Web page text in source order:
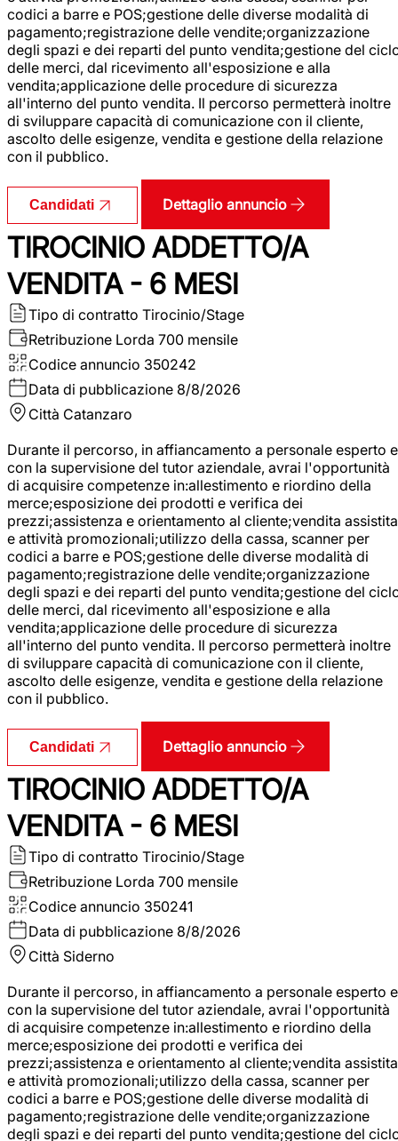
codici a barre e POS;gestione delle diverse modalità di
pagamento;registrazione delle vendite;organizzazione
degli spazi e dei reparti del punto vendita;gestione del
delle merci, dal ricevimento all'esposizione e alla
vendita;applicazione delle procedure di sicurezza
all'interno del punto vendita. Il percorso permetterà inoltre
di sviluppare capacità di comunicazione con il cliente,
ascolto delle esigenze, vendita e gestione della relazione
con il pubblico.
Candidati Dettaglio annuncio
TIROCINIO ADDETTO/A
VENDITA - 6 MESI
Tipo di contratto Tirocinio/Stage
Retribuzione Lorda 700 mensile
Codice annuncio 350242
Data di pubblicazione 8/8/2026
Città Catanzaro
Durante il percorso, in affiancamento a personale esperto e
con la supervisione del tutor aziendale, avrai l'opportunità
di acquisire competenze in:allestimento e riordino della
merce;esposizione dei prodotti e verifica dei
prezzi;assistenza e orientamento al cliente;vendita assistita
e attività promozionali;utilizzo della cassa, scanner per
codici a barre e POS;gestione delle diverse modalità di
pagamento;registrazione delle vendite;organizzazione
degli spazi e dei reparti del punto vendita;gestione del
delle merci, dal ricevimento all'esposizione e alla
vendita;applicazione delle procedure di sicurezza
all'interno del punto vendita. Il percorso permetterà inoltre
di sviluppare capacità di comunicazione con il cliente,
ascolto delle esigenze, vendita e gestione della relazione
con il pubblico.
Candidati Dettaglio annuncio
TIROCINIO ADDETTO/A
VENDITA - 6 MESI
Tipo di contratto Tirocinio/Stage
Retribuzione Lorda 700 mensile
Codice annuncio 350241
Data di pubblicazione 8/8/2026
Città Siderno
Durante il percorso, in affiancamento a personale esperto e
con la supervisione del tutor aziendale, avrai l'opportunità
di acquisire competenze in:allestimento e riordino della
merce;esposizione dei prodotti e verifica dei
prezzi;assistenza e orientamento al cliente;vendita assistita
e attività promozionali;utilizzo della cassa, scanner per
codici a barre e POS;gestione delle diverse modalità di
pagamento;registrazione delle vendite;organizzazione
degli spazi e dei reparti del punto vendita;gestione del